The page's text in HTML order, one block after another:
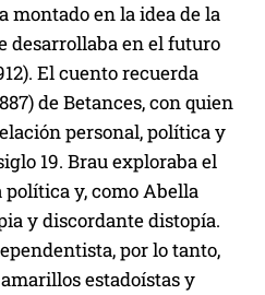
montado en la idea de la
desarrollaba en el futuro
El cuento recuerda
de Betances, con quien
personal, política y
19. Brau exploraba el
política y, como Abella
y discordante distopía.
por lo tanto,
estadoístas y